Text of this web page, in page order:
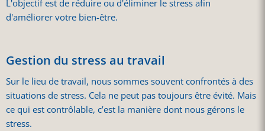
L'objectif est de réduire ou d'éliminer le stress afin
d'améliorer votre bien-être.
Gestion du stress au travail
Sur le lieu de travail, nous sommes souvent confrontés à des
situations de stress. Cela ne peut pas toujours être évité. Mais
ce qui est contrôlable, c’est la manière dont nous gérons le
stress.